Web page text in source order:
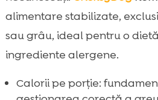
alimentare stabilizate,
sau grâu, ideal pentru o
ingrediente alergene.
Calorii pe porție: